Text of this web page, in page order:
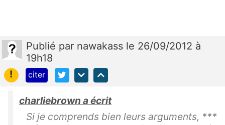
Publié par nawakass le 26/09/2012 à
19h18
!
citer
charliebrown a écrit
Si je comprends bien leurs arguments, ***